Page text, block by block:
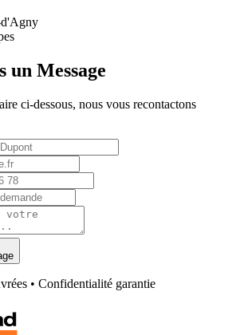
d'Agny
un Message
ci-dessous, nous vous recontactons
• Confidentialité garantie